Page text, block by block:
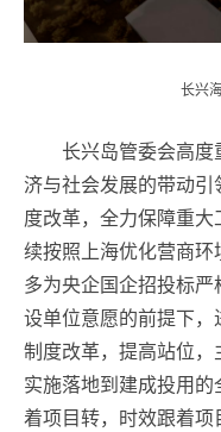
长兴海
长兴岛管委会高度
济与社会发展的带动引
度改革，全力保障重
续按照上海优化营商
多为央企国企招投标
设单位意愿的前提下
制度改革，提高站位，
实施落地到建成投用
着项目转，时效跟着